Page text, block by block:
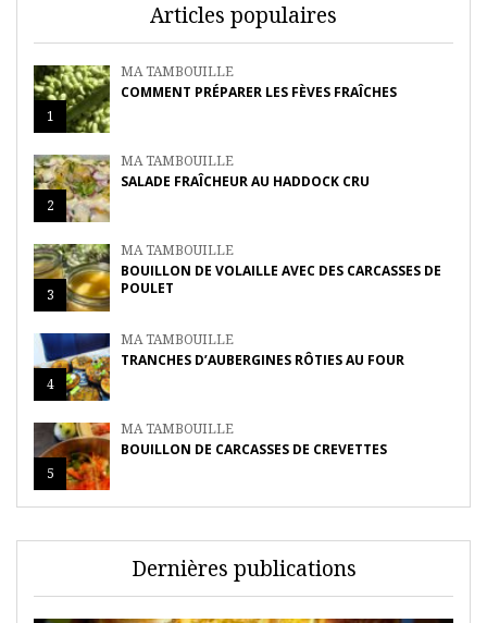
Articles populaires
1
MA TAMBOUILLE
COMMENT PRÉPARER LES FÈVES FRAÎCHES
2
MA TAMBOUILLE
SALADE FRAÎCHEUR AU HADDOCK CRU
3
MA TAMBOUILLE
BOUILLON DE VOLAILLE AVEC DES CARCASSES DE
POULET
4
MA TAMBOUILLE
TRANCHES D’AUBERGINES RÔTIES AU FOUR
5
MA TAMBOUILLE
BOUILLON DE CARCASSES DE CREVETTES
Dernières publications